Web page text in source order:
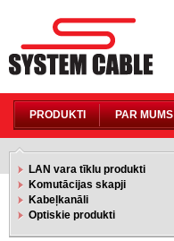
PRODUKTI PAR MUMS
LAN vara tīklu produkti
Komutācijas skapji
Kabeļkanāli
Optiskie produkti